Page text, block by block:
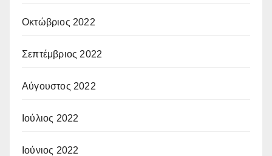
Οκτώβριος 2022
Σεπτέμβριος 2022
Αύγουστος 2022
Ιούλιος 2022
Ιούνιος 2022